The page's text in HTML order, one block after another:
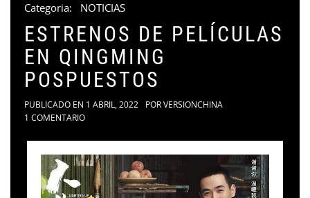
Categoria: NOTICIAS
ESTRENOS DE PELÍCULAS
EN QINGMING
POSPUESTOS
PUBLICADO EN 1 ABRIL, 2022 PORVERSIONCHINA
1 COMENTARIO